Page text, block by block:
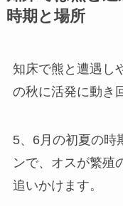
時期と場所
知床で熊と遭遇し
の秋に活発に動き
5、6月の初夏の時
ンで、オスが繁殖
追いかけます。